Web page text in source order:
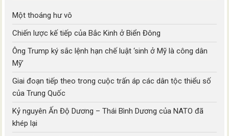
Một thoáng hư vô
Chiến lược kế tiếp của Bắc Kinh ở Biển Đông
Ông Trump ký sắc lệnh hạn chế luật ‘sinh ở Mỹ là công dân
Mỹ’
Giai đoạn tiếp theo trong cuộc trấn áp các dân tộc thiểu số
của Trung Quốc
Kỷ nguyên Ấn Độ Dương – Thái Bình Dương của NATO đã
khép lại